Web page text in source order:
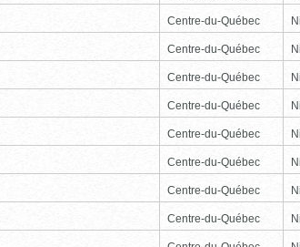
Centre-du-Québec
Centre-du-Québec
Centre-du-Québec
Centre-du-Québec
Centre-du-Québec
Centre-du-Québec
Centre-du-Québec
Centre-du-Québec